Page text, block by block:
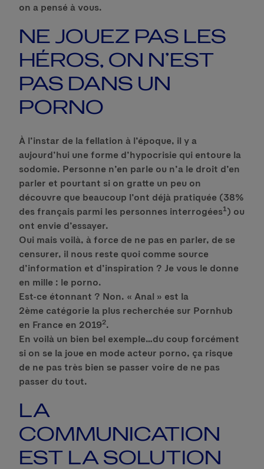
on a pensé à vous.
NE JOUEZ PAS LES
HÉROS, ON N’EST
PAS DANS UN
PORNO
À l’instar de la fellation à l’époque, il y a
aujourd’hui une forme d’hypocrisie qui entoure la
sodomie. Personne n’en parle ou n’a le droit d’en
parler et pourtant si on gratte un peu on
découvre que beaucoup l’ont déjà pratiquée (38%
des français parmi les personnes interrogées1 ) ou
ont envie d’essayer.
Oui mais voilà, à force de ne pas en parler, de se
censurer, il nous reste quoi comme source
d’information et d’inspiration ? Je vous le donne
en mille : le porno.
Est-ce étonnant ? Non. « Anal » est la
2ème catégorie la plus recherchée sur Pornhub
en France en 20192.
En voilà un bien bel exemple…du coup forcément
si on se la joue en mode acteur porno, ça risque
de ne pas très bien se passer voire de ne pas
passer du tout.
LA
COMMUNICATION
EST LA SOLUTION